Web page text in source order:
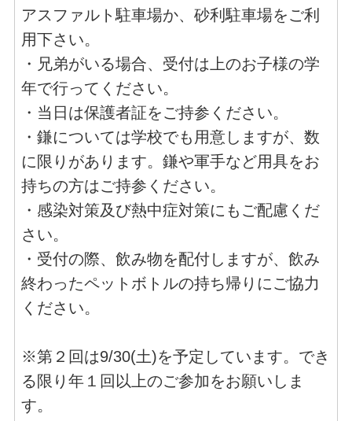
アスファルト駐車場か、砂利駐車場をご利
用下さい。
・兄弟がいる場合、受付は上のお子様の学
年で行ってください。
・当日は保護者証をご持参ください。
・鎌については学校でも用意しますが、数
に限りがあります。鎌や軍手など用具をお
持ちの方はご持参ください。
・感染対策及び熱中症対策にもご配慮くだ
さい。
・受付の際、飲み物を配付しますが、飲み
終わったペットボトルの持ち帰りにご協力
ください。
※第２回は9/30(土)を予定しています。でき
る限り年１回以上のご参加をお願いしま
す。